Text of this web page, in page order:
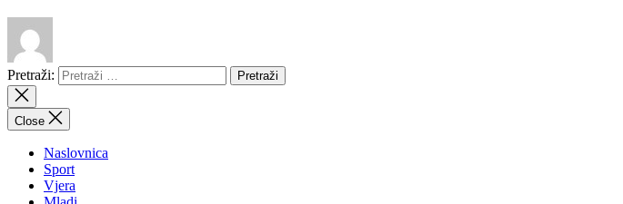
Pretraži:
Close
Naslovnica
Sport
Vjera